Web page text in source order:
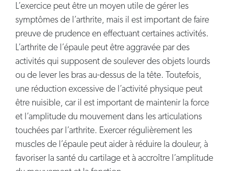
L’exercice peut être un moyen utile de gérer les
symptômes de l’arthrite, mais il est important de faire
preuve de prudence en effectuant certaines activités.
L’arthrite de l’épaule peut être aggravée par des
activités qui supposent de soulever des objets lourds
ou de lever les bras au-dessus de la tête. Toutefois,
une réduction excessive de l’activité physique peut
être nuisible, car il est important de maintenir la force
et l’amplitude du mouvement dans les articulations
touchées par l’arthrite. Exercer régulièrement les
muscles de l’épaule peut aider à réduire la douleur, à
favoriser la santé du cartilage et à accroître l’amplitude